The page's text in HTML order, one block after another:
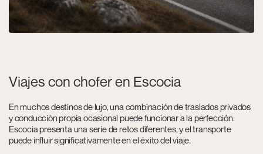
Viajes con chofer en Escocia
En muchos destinos de lujo, una combinación de traslados privados
y conducción propia ocasional puede funcionar a la perfección.
Escocia presenta una serie de retos diferentes, y el transporte
puede influir significativamente en el éxito del viaje.